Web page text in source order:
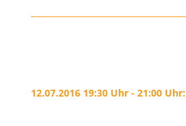
12.07.2016 19:30 Uhr - 21:00 Uhr: